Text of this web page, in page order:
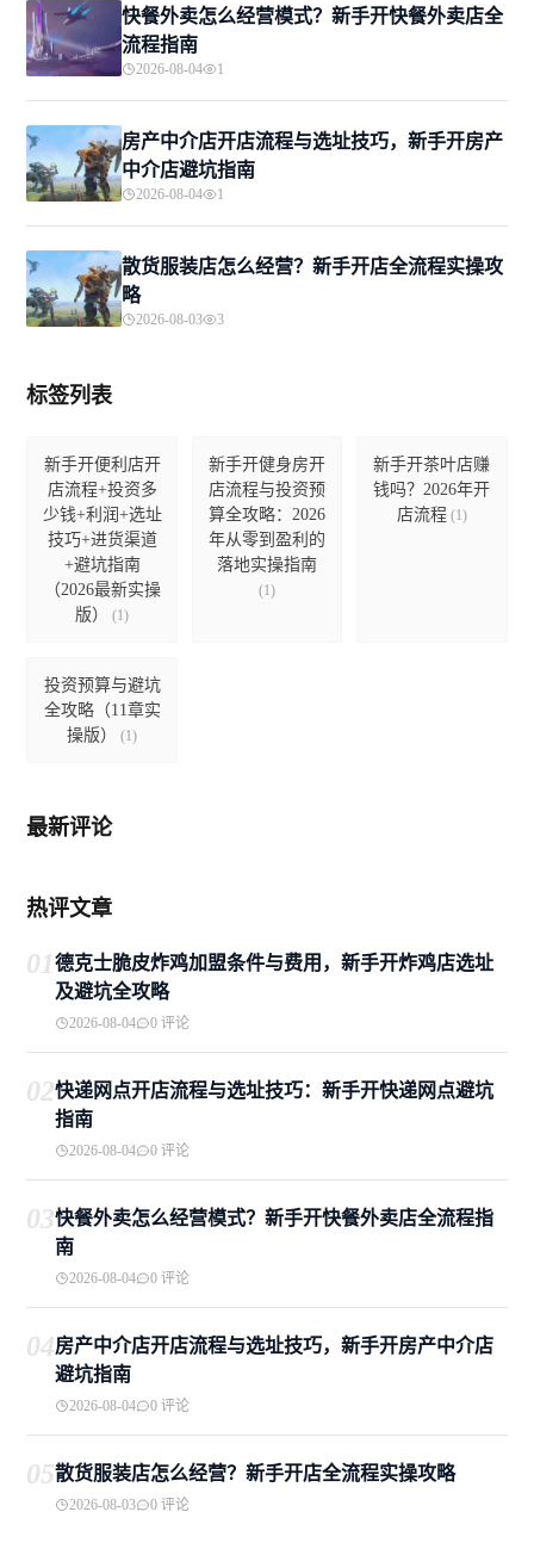
快餐外卖怎么经营模式？新手开快餐外卖店全
流程指南
2026-08-04 1
房产中介店开店流程与选址技巧，新手开房产
中介店避坑指南
2026-08-04 1
散货服装店怎么经营？新手开店全流程实操攻
略
2026-08-03 3
标签列表
新手开便利店开
店流程+投资多
少钱+利润+选址
技巧+进货渠道
+避坑指南
（2026最新实操
版）
(1)
新手开健身房开
店流程与投资预
算全攻略：2026
年从零到盈利的
落地实操指南
(1)
新手开茶叶店赚
钱吗？2026年开
店流程(1)
投资预算与避坑
全攻略（11章实
操版）
(1)
最新评论
热评文章
01德克士脆皮炸鸡加盟条件与费用，新手开炸鸡店选址
及避坑全攻略
2026-08-04 0 评论
02快递网点开店流程与选址技巧：新手开快递网点避坑
指南
2026-08-04 0 评论
03快餐外卖怎么经营模式？新手开快餐外卖店全流程指
南
2026-08-04 0 评论
04房产中介店开店流程与选址技巧，新手开房产中介店
避坑指南
2026-08-04 0 评论
05散货服装店怎么经营？新手开店全流程实操攻略
2026-08-03 0 评论